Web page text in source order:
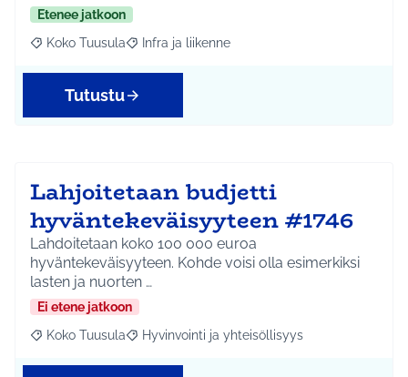
Etenee jatkoon
Rajaa tulokset aihepiirin mukaan: Koko Tuusula
Koko Tuusula Rajaa tulokset teeman mukaan: Infra ja liikenne
Infra ja liikenne
Tutustu
Lahjoitetaan budjetti
hyväntekeväisyyteen #1746
Lahdoitetaan koko 100 000 euroa
hyväntekeväisyyteen. Kohde voisi olla esimerkiksi
lasten ja nuorten …
Ei etene jatkoon
Rajaa tulokset aihepiirin mukaan: Koko Tuusula
Koko Tuusula Rajaa tulokset teeman mukaan: Hyvinvointi ja
Hyvinvointi ja yhteisöllisyys